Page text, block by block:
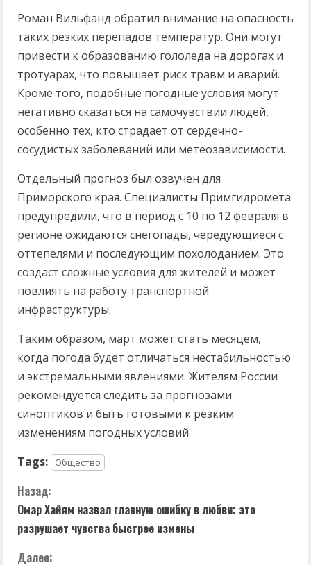
Роман Вильфанд обратил внимание на опасность
таких резких перепадов температур. Они могут
привести к образованию гололеда на дорогах и
тротуарах, что повышает риск травм и аварий.
Кроме того, подобные погодные условия могут
негативно сказаться на самочувствии людей,
особенно тех, кто страдает от сердечно-
сосудистых заболеваний или метеозависимости.
Отдельный прогноз был озвучен для
Приморского края. Специалисты Примгидромета
предупредили, что в период с 10 по 12 февраля в
регионе ожидаются снегопады, чередующиеся с
оттепелями и последующим похолоданием. Это
создаст сложные условия для жителей и может
повлиять на работу транспортной
инфраструктуры.
Таким образом, март может стать месяцем,
когда погода будет отличаться нестабильностью
и экстремальными явлениями. Жителям России
рекомендуется следить за прогнозами
синоптиков и быть готовыми к резким
изменениям погодных условий.
Tags:
Общество
П
р
о
Назад:
Омар Хайям назвал главную ошибку в любви: это
разрушает чувства быстрее измены
Далее: